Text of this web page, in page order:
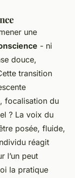
une
- ni
douce,
transition
focalisation du
? La voix du
posée, fluide,
réagit
l’un peut
la pratique